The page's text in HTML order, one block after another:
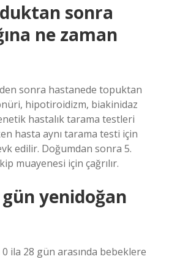
sonra
ne zaman
sonra hastanede topuktan
hipotiroidizm, biakinidaz
hastalık tarama testleri
hasta aynı tarama testi için
edilir. Doğumdan sonra 5.
muayenesi için çağrılır.
yenidoğan
​​ila 28 gün arasında bebeklere